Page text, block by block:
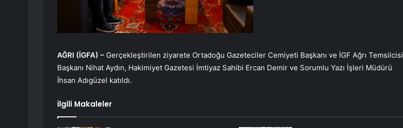
AĞRI (İGFA) – Gerçekleştirilen ziyarete Ortadoğu Gazeteciler Cemiyeti Başkanı ve İGF Ağrı Temsilcisi
Başkanı Nihat Aydın, Hakimiyet Gazetesi İmtiyaz Sahibi Ercan Demir ve Sorumlu Yazı İşleri Müdürü
İhsan Adıgüzel katıldı.
İlgili Makaleler